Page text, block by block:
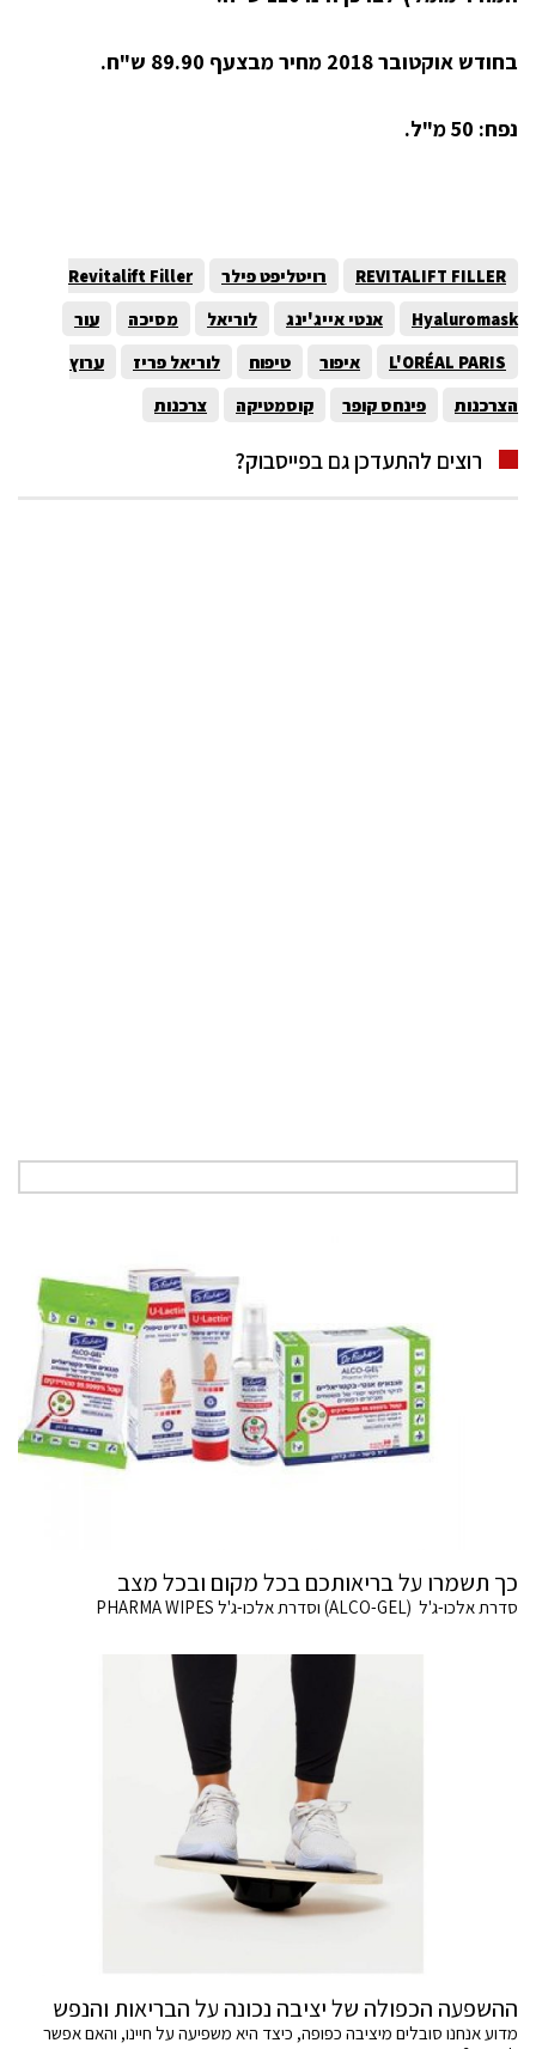
בחודש אוקטובר 2018 מחיר מבצעף 89.90 ש"ח.
נפח: 50 מ"ל.
REVITALIFT FILLER רויטליפט פילר
Revitalift Filler
Hyaluromask
אנטי אייג'ינג לוריאל מסיכה
עור
L'ORÉAL PARIS
איפור טיפוח לוריאל פריז
ערוץ
הצרכנות
פינחס קופר קוסמטיקה צרכנות
רוצים להתעדכן גם בפייסבוק?
כך תשמרו על בריאותכם בכל מקום ובכל מצב
סדרת אלכו-ג'ל (ALCO-GEL) וסדרת אלכו-ג'ל PHARMA WIPES
ההשפעה הכפולה של יציבה נכונה על הבריאות והנפש
מדוע אנחנו סובלים מיציבה כפופה, כיצד היא משפיעה על חיינו, והאם אפשר